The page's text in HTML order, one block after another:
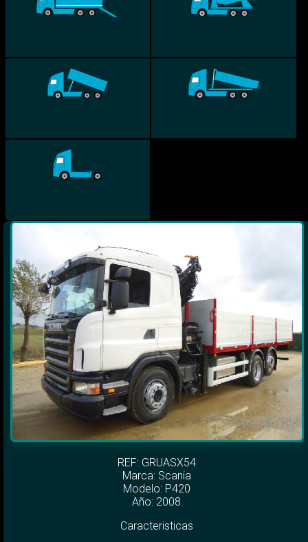
REF: GRUASX54
Marca: Scania
Modelo: P420
Año: 2008
Caracteristicas